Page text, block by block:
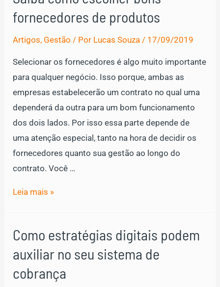
de
para
sua
empresa
melhorar
nas
vendas
fornecedores de produtos
Artigos, Gestão / Por Lucas Souza / 17/09/2019
Selecionar os fornecedores é algo muito importante
para qualquer negócio. Isso porque, ambas as
empresas estabelecerão um contrato no qual uma
dependerá da outra para um bom funcionamento
dos dois lados. Por isso essa parte depende de
uma atenção especial, tanto na hora de decidir os
fornecedores quanto sua gestão ao longo do
contrato. Você …
Saiba
bons
fornecedores
Leia mais »
Como estratégias digitais podem
auxiliar no seu sistema de
cobrança